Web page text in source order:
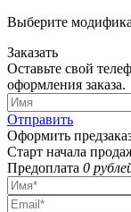
Выберите
Заказать
Оставьте свой
оформления заказа.
Отправить
Оформить
Старт начала
Предоплата 0